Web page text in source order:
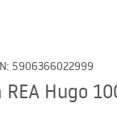
: 5906366022999
Hugo